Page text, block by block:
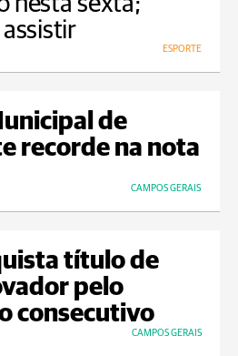
ESPORTE
de
recorde na nota
CAMPOS GERAIS
título de
pelo
consecutivo
CAMPOS GERAIS